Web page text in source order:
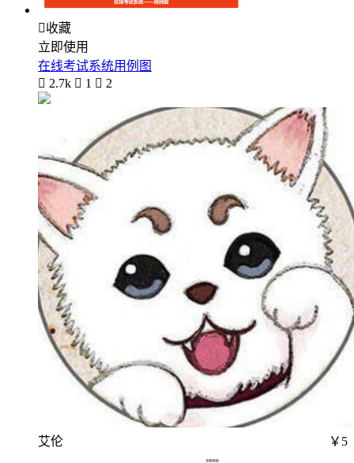
收藏
立即使用
在线考试系统用例图
 2.7k  1  2
艾伦 ￥5